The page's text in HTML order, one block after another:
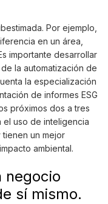
Por ejemplo,
en un área,
importante desarrollar
la automatización de
la especialización
de informes ESG
próximos dos a tres
el uso de inteligencia
un mejor
ambiental.
negocio
sí mismo.